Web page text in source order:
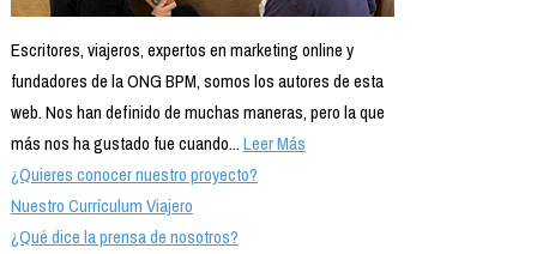
Escritores, viajeros, expertos en marketing online y
fundadores de la ONG BPM, somos los autores de esta
web. Nos han definido de muchas maneras, pero la que
más nos ha gustado fue cuando...Leer Más
¿Quieres conocer nuestro proyecto?
Nuestro Currículum Viajero
¿Qué dice la prensa de nosotros?